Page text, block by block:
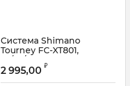
Система Shimano
Tourney FC-XT801,
22/32/42Т, 170мм, с
защитой
Артикул: XT-801C222CL
2 995,00 ₽